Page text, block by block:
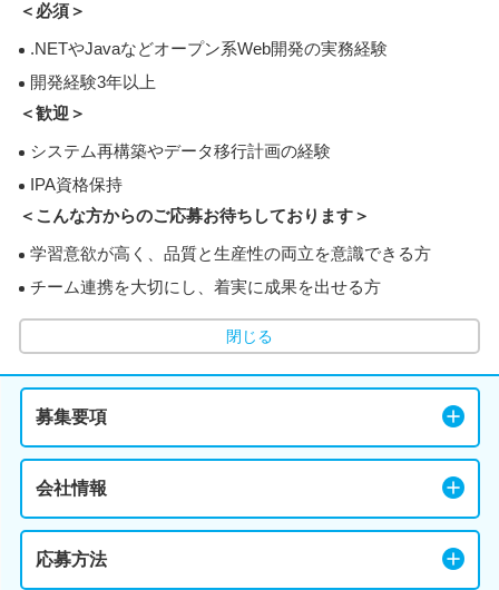
＜必須＞
.NETやJavaなどオープン系Web開発の実務経験
開発経験3年以上
＜歓迎＞
システム再構築やデータ移行計画の経験
IPA資格保持
＜こんな方からのご応募お待ちしております＞
学習意欲が高く、品質と生産性の両立を意識できる方
チーム連携を大切にし、着実に成果を出せる方
閉じる
募集要項
会社情報
応募方法